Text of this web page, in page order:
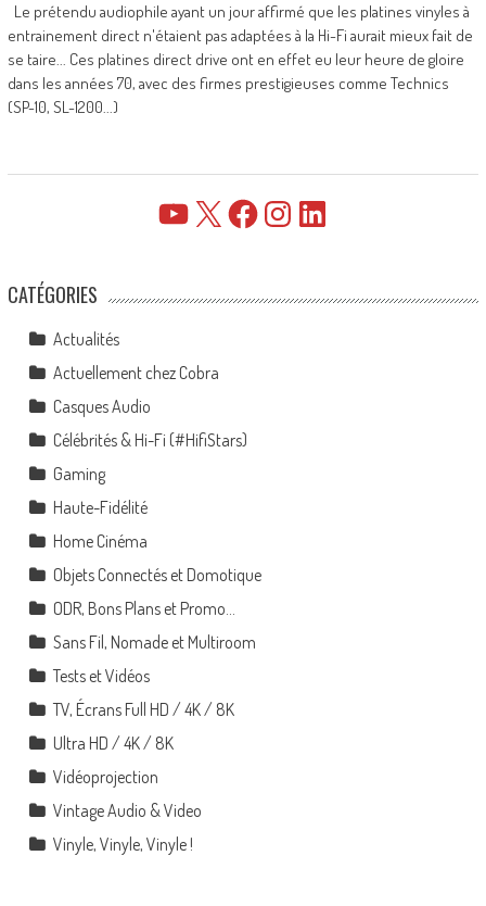
Le prétendu audiophile ayant un jour affirmé que les platines vinyles à
entrainement direct n'étaient pas adaptées à la Hi-Fi aurait mieux fait de
se taire... Ces platines direct drive ont en effet eu leur heure de gloire
dans les années 70, avec des firmes prestigieuses comme Technics
(SP-10, SL-1200...)
YouTube FacebookInstagramLinkedIn
CATÉGORIES
Actualités
Actuellement chez Cobra
Casques Audio
Célébrités & Hi-Fi (#HifiStars)
Gaming
Haute-Fidélité
Home Cinéma
Objets Connectés et Domotique
ODR, Bons Plans et Promo…
Sans Fil, Nomade et Multiroom
Tests et Vidéos
TV, Écrans Full HD / 4K / 8K
Ultra HD / 4K / 8K
Vidéoprojection
Vintage Audio & Video
Vinyle, Vinyle, Vinyle !